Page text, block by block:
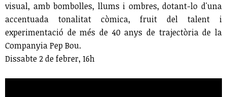
visual, amb bombolles, llums i ombres, dotant-lo d'una
accentuada tonalitat còmica, fruit del talent i
experimentació de més de 40 anys de trajectòria de la
Companyia Pep Bou.
Dissabte 2 de febrer, 16h